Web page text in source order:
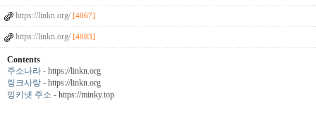
https://linkn.org/ [4067]
https://linkn.org/ [4083]
Contents
주소나라 - https://linkn.org
링크사랑 - https://linkn.org
밍키넷 주소 - https://minky.top